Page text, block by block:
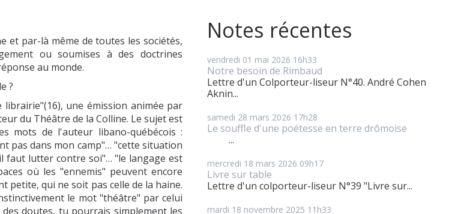
et par-là même de toutes les sociétés,
ou soumises à des doctrines
au monde.
?
une émission animée par
du Théâtre de la Colline. Le sujet est
mots de l'auteur libano-québécois :
pas dans mon camp"… "cette situation
faut lutter contre soi"… "le langage est
où les "ennemis" peuvent encore
petite, qui ne soit pas celle de la haine.
le mot "théâtre" par celui
doutes, tu pourrais simplement les
Notes récentes
vendredi 01 mai 2026 16h33
Notre besoin de Rimbaud
Lettre d'un Colporteur-liseur N°40. André Cohen
Aknin...
samedi 28 mars 2026 17h28
Le souffle d'une poétesse en terre drômoise
...
mercredi 18 mars 2026 09h17
Livre sur table
Lettre d'un colporteur-liseur N°39 "Livre sur...
mardi 18 novembre 2025 11h33